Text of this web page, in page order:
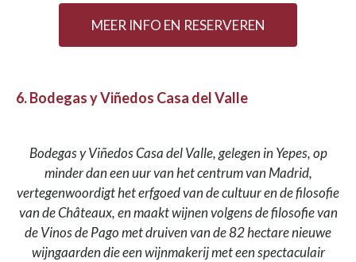
MEER INFO EN RESERVEREN
6. Bodegas y Viñedos Casa del Valle
Bodegas y Viñedos Casa del Valle, gelegen in Yepes, op
minder dan een uur van het centrum van Madrid,
vertegenwoordigt het erfgoed van de cultuur en de filosofie
van de Châteaux, en maakt wijnen volgens de filosofie van
de Vinos de Pago met druiven van de 82 hectare nieuwe
wijngaarden die een wijnmakerij met een spectaculair